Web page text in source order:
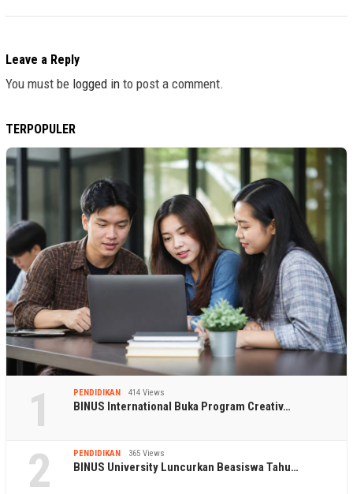
Leave a Reply
You must be logged in to post a comment.
TERPOPULER
1 PENDIDIKAN 414 Views
BINUS International Buka Program Creativ…
2 PENDIDIKAN 365 Views
BINUS University Luncurkan Beasiswa Tahu…